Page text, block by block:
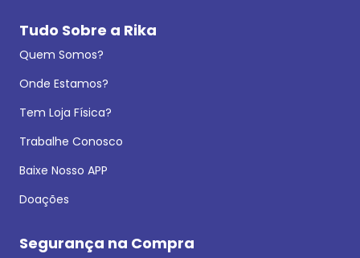
Tudo Sobre a Rika
Quem Somos?
Onde Estamos?
Tem Loja Física?
Trabalhe Conosco
Baixe Nosso APP
Doações
Segurança na Compra